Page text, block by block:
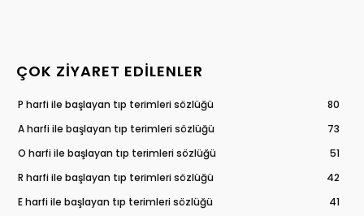
ÇOK ZIYARET EDILENLER
P harfi ile başlayan tıp terimleri sözlüğü
80
A harfi ile başlayan tıp terimleri sözlüğü
73
O harfi ile başlayan tıp terimleri sözlüğü
51
R harfi ile başlayan tıp terimleri sözlüğü
42
E harfi ile başlayan tıp terimleri sözlüğü
41